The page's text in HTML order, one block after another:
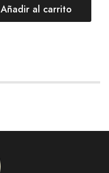
Añadir al carrito